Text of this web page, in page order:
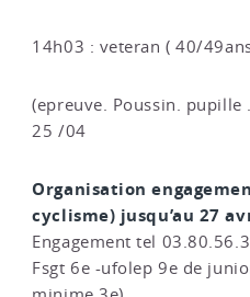
14h03 : veteran ( 40/
(epreuve. Poussin.
25 /04
Organisation
cyclisme) jusqu’au 27
Engagement tel
Fsgt 6e -ufolep 9e de